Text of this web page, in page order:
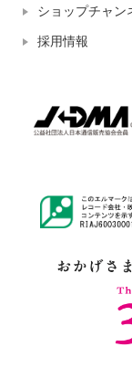
ショップチャン
採用情報